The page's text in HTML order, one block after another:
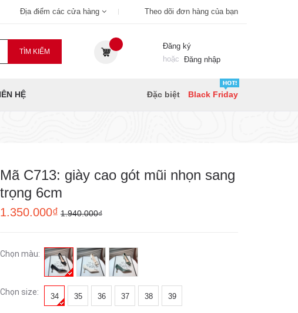
Địa điểm các cửa hàng Theo dõi đơn hàng của bạn
TÌM KIẾM
Đăng ký
hoặc Đăng nhập
HỆ Đặc biệt Black Friday
Mã C713: giày cao gót mũi nhọn sang
trọng 6cm
1.350.000₫ 1.940.000₫
Chọn màu:
Chọn size: 34 35 36 37 38 39